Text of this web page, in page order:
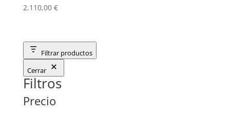
2.110,00 €
Filtrar productos
Cerrar
Filtros
Precio